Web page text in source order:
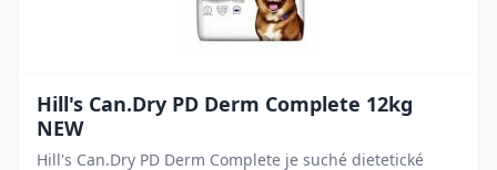
Hill's Can.Dry PD Derm Complete 12kg
NEW
Hill's Can.Dry PD Derm Complete je suché dietetické